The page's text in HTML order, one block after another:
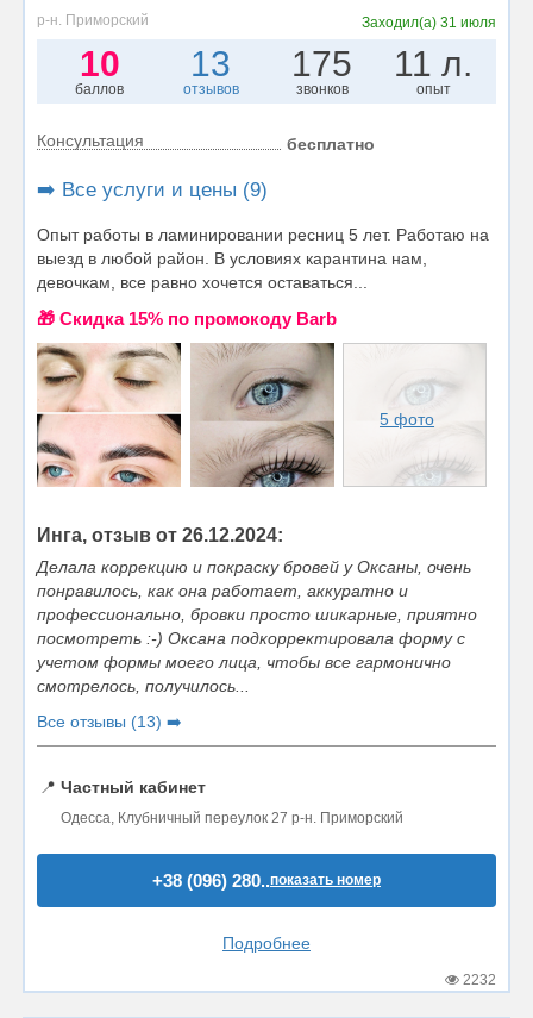
р-н. Приморский Заходил(а) 31 июля
10
баллов
13
отзывов
175
звонков
11 л.
опыт
Консультация бесплатно
➡️ Все услуги и цены (9)
Опыт работы в ламинировании ресниц 5 лет. Работаю на
выезд в любой район. В условиях карантина нам,
девочкам, все равно хочется оставаться...
🎁 Cкидка 15% по промокоду Barb
5 фото
Инга, отзыв от 26.12.2024:
Делала коррекцию и покраску бровей у Оксаны, очень
понравилось, как она работает, аккуратно и
профессионально, бровки просто шикарные, приятно
посмотреть :-) Оксана подкорректировала форму с
учетом формы моего лица, чтобы все гармонично
смотрелось, получилось...
Все отзывы (13) ➡️
📍 Частный кабинет
Одесса, Клубничный переулок 27 р-н. Приморский
+38 (096) 280..показать номер
Подробнее
2232